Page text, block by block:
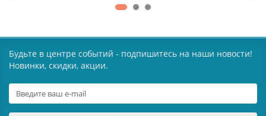
Будьте в центре событий - подпишитесь на наши новости!
Новинки, скидки, акции.